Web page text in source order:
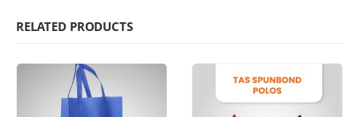
RELATED PRODUCTS